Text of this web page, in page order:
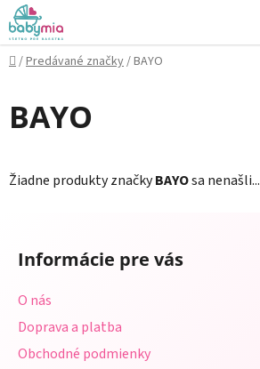
Prejsť
na
obsah
Domov
/Predávané značky/BAYO
BAYO
Žiadne produkty značkyBAYOsa nenašli...
Informácie pre vás
O nás
Doprava a platba
Obchodné podmienky